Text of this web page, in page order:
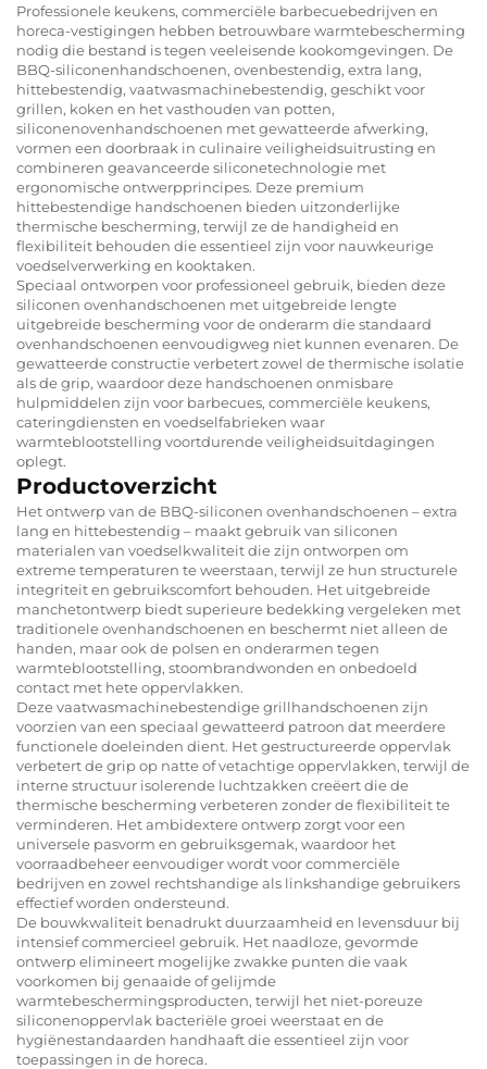
Professionele keukens, commerciële barbecuebedrijven en
horeca-vestigingen hebben betrouwbare warmtebescherming
nodig die bestand is tegen veeleisende kookomgevingen. De
BBQ-siliconenhandschoenen, ovenbestendig, extra lang,
hittebestendig, vaatwasmachinebestendig, geschikt voor
grillen, koken en het vasthouden van potten,
siliconenovenhandschoenen met gewatteerde afwerking,
vormen een doorbraak in culinaire veiligheidsuitrusting en
combineren geavanceerde siliconetechnologie met
ergonomische ontwerpprincipes. Deze premium
hittebestendige handschoenen bieden uitzonderlijke
thermische bescherming, terwijl ze de handigheid en
flexibiliteit behouden die essentieel zijn voor nauwkeurige
voedselverwerking en kooktaken.
Speciaal ontworpen voor professioneel gebruik, bieden deze
siliconen ovenhandschoenen met uitgebreide lengte
uitgebreide bescherming voor de onderarm die standaard
ovenhandschoenen eenvoudigweg niet kunnen evenaren. De
gewatteerde constructie verbetert zowel de thermische isolatie
als de grip, waardoor deze handschoenen onmisbare
hulpmiddelen zijn voor barbecues, commerciële keukens,
cateringdiensten en voedselfabrieken waar
warmteblootstelling voortdurende veiligheidsuitdagingen
oplegt.
Productoverzicht
Het ontwerp van de BBQ-siliconen ovenhandschoenen – extra
lang en hittebestendig – maakt gebruik van siliconen
materialen van voedselkwaliteit die zijn ontworpen om
extreme temperaturen te weerstaan, terwijl ze hun structurele
integriteit en gebruikscomfort behouden. Het uitgebreide
manchetontwerp biedt superieure bedekking vergeleken met
traditionele ovenhandschoenen en beschermt niet alleen de
handen, maar ook de polsen en onderarmen tegen
warmteblootstelling, stoombrandwonden en onbedoeld
contact met hete oppervlakken.
Deze vaatwasmachinebestendige grillhandschoenen zijn
voorzien van een speciaal gewatteerd patroon dat meerdere
functionele doeleinden dient. Het gestructureerde oppervlak
verbetert de grip op natte of vetachtige oppervlakken, terwijl de
interne structuur isolerende luchtzakken creëert die de
thermische bescherming verbeteren zonder de flexibiliteit te
verminderen. Het ambidextere ontwerp zorgt voor een
universele pasvorm en gebruiksgemak, waardoor het
voorraadbeheer eenvoudiger wordt voor commerciële
bedrijven en zowel rechtshandige als linkshandige gebruikers
effectief worden ondersteund.
De bouwkwaliteit benadrukt duurzaamheid en levensduur bij
intensief commercieel gebruik. Het naadloze, gevormde
ontwerp elimineert mogelijke zwakke punten die vaak
voorkomen bij genaaide of gelijmde
warmtebeschermingsproducten, terwijl het niet-poreuze
siliconenoppervlak bacteriële groei weerstaat en de
hygiënestandaarden handhaaft die essentieel zijn voor
toepassingen in de horeca.